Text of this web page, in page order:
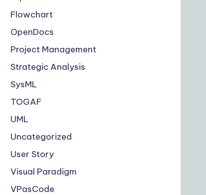
Flowchart
OpenDocs
Project Management
Strategic Analysis
SysML
TOGAF
UML
Uncategorized
User Story
Visual Paradigm
VPasCode